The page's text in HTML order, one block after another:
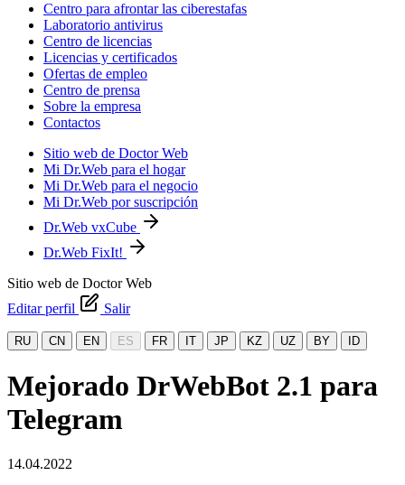
Centro para afrontar las ciberestafas
Laboratorio antivirus
Centro de licencias
Licencias y certificados
Ofertas de empleo
Centro de prensa
Sobre la empresa
Contactos
Sitio web de Doctor Web
Mi Dr.Web para el hogar
Mi Dr.Web para el negocio
Mi Dr.Web por suscripción
Dr.Web vxCube
Dr.Web FixIt!
Sitio web de Doctor Web
Editar perfil
Salir
RU CN EN ES FR IT JP KZ UZ BY ID
Mejorado DrWebBot 2.1 para
Telegram
14.04.2022